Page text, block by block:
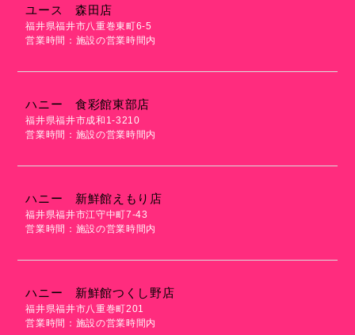
ユース 森田店
福井県福井市八重巻東町6-5
営業時間：施設の営業時間内
ハニー 食彩館東部店
福井県福井市成和1-3210
営業時間：施設の営業時間内
ハニー 新鮮館えもり店
福井県福井市江守中町7-43
営業時間：施設の営業時間内
ハニー 新鮮館つくし野店
福井県福井市八重巻町201
営業時間：施設の営業時間内